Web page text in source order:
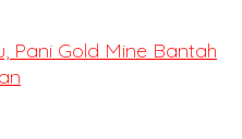
Pani Gold Mine Bantah